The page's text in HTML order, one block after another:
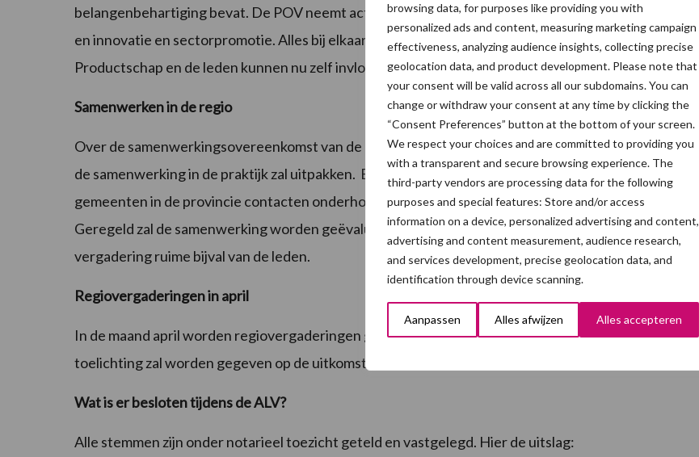
browsing data, for purposes like providing you with
personalized ads and content, measuring marketing campaign
effectiveness, analyzing audience insights, collecting precise
geolocation data, and product development. Please note that
your consent will be valid across all our subdomains. You can
change or withdraw your consent at any time by clicking the
“Consent Preferences” button at the bottom of your screen.
We respect your choices and are committed to providing you
with a transparent and secure browsing experience. The
third-party vendors are processing data for the following
purposes and special features: Store and/or access
information on a device, personalized advertising and content,
advertising and content measurement, audience research,
and services development, precise geolocation data, and
identification through device scanning.
Aanpassen Alles afwijzen Alles accepteren
belangenbehartiging bevat. De POV neemt activiteiten van het Productschap over, zoals onderzoek
en innovatie en sectorpromotie. Alles bij elkaar is de contributie lager dan in de tijd van het
Productschap en de leden kunnen nu zelf invloed uitoefenen op het beleid.
Samenwerken in de regio
Over de samenwerkingsovereenkomst van de POV met de LTO-organisaties leven veel vragen hoe
de samenwerking in de praktijk zal uitpakken. Een regiobestuur van de POV kan niet met alle
gemeenten in de provincie contacten onderhouden. Dat is de reden van uitbesteding aan LTO.
Geregeld zal de samenwerking worden geëvalueerd. Deze voorgestelde samenwerking kreeg in de
vergadering ruime bijval van de leden.
Regiovergaderingen in april
In de maand april worden regiovergaderingen georganiseerd waarin door het Bestuur een
toelichting zal worden gegeven op de uitkomsten van deze landelijke ALV.
Wat is er besloten tijdens de ALV?
Alle stemmen zijn onder notarieel toezicht geteld en vastgelegd. Hier de uitslag: